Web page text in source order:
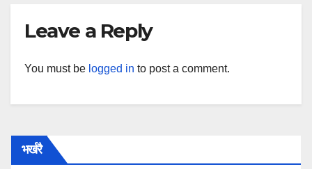
Leave a Reply
You must be logged in to post a comment.
भर्खरै